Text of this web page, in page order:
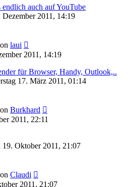
auch auf YouTube
Dezember 2011, 14:19
laui
2011, 14:19
für Browser, Handy, Outlook,..
17. März 2011, 01:14
Burkhard
2011, 22:11
Oktober 2011, 21:07
Claudi
2011, 21:07